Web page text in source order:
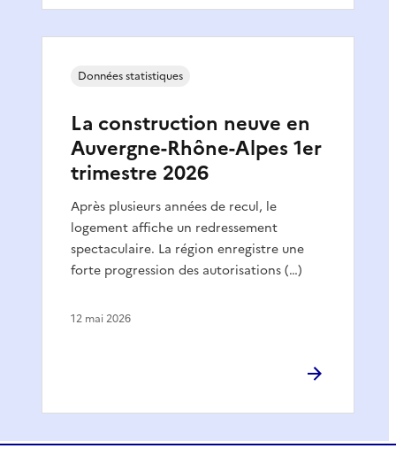
La construction neuve en
Auvergne-Rhône-Alpes 1er
trimestre 2026
Après plusieurs années de recul, le
logement affiche un redressement
spectaculaire. La région enregistre une
forte progression des autorisations (…)
Données statistiques
12 mai 2026